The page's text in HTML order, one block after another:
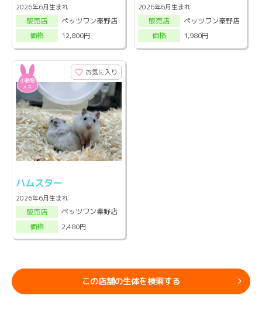
2026年6月生まれ
販売店
ペッツワン秦野店
価格
12,800円
2026年6月生まれ
販売店
ペッツワン秦野店
価格
1,980円
お気に入り
ハムスター
2026年6月生まれ
販売店
ペッツワン秦野店
価格
2,480円
この店舗の生体を検索する